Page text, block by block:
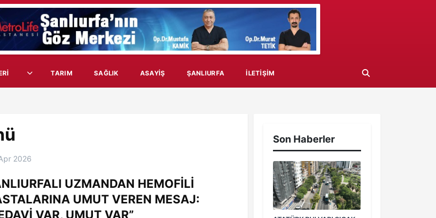
TARIM SAĞLIK ASAYIŞ ŞANLIURFA İLETIŞIM
2026
UZMANDAN HEMOFİLİ
UMUT VEREN MESAJ:
VAR, UMUT VAR”
Son Haberler